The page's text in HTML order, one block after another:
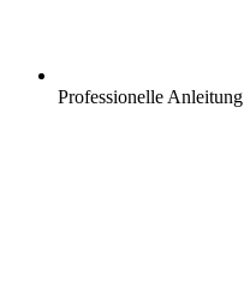
Professionelle Anleitung